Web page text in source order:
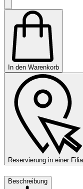
In den Warenkorb
Reservierung in einer
Beschreibung